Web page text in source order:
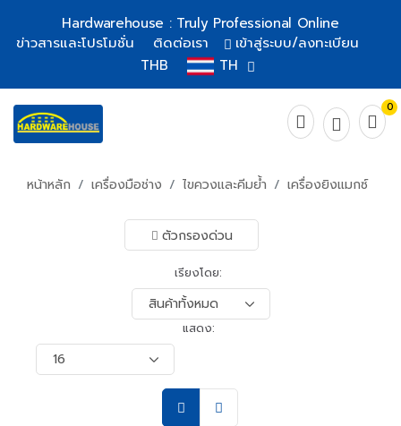
Hardwarehouse : Truly Professional Online
ข่าวสารและโปรโมชั่น
ติดต่อเรา
เข้าสู่ระบบ/ลงทะเบียน
THB
TH
0
หน้าหลัก เครื่องมือช่าง ไขควงและคีมย้ำ เครื่องยิงแมกซ์
ตัวกรองด่วน
เรียงโดย:
แสดง: